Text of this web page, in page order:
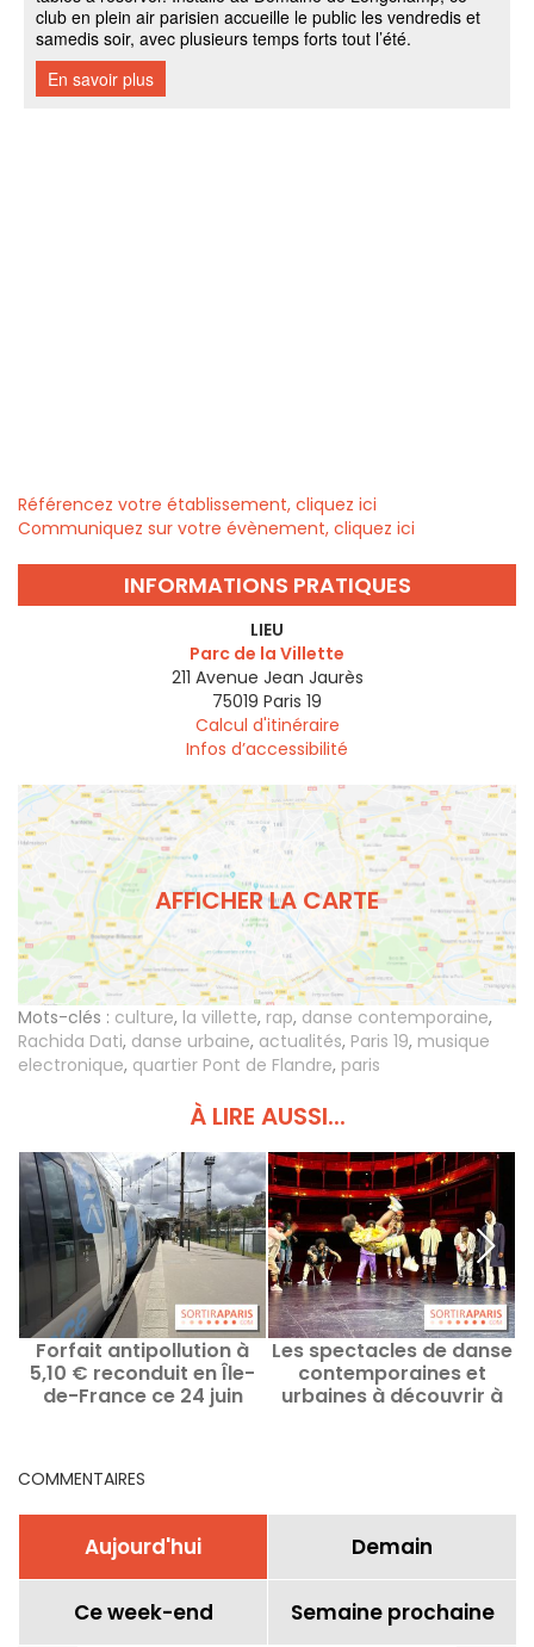
Référencez votre établissement, cliquez ici
Communiquez sur votre évènement, cliquez ici
INFORMATIONS PRATIQUES
LIEU
Parc de la Villette
211 Avenue Jean Jaurès
75019 Paris 19
Calcul d'itinéraire
Infos d’accessibilité
AFFICHER LA CARTE
Mots-clés : culture, la villette, rap, danse contemporaine,
Rachida Dati, danse urbaine, actualités, Paris 19, musique
electronique, quartier Pont de Flandre, paris
À LIRE AUSSI...
Forfait antipollution à
5,10 € reconduit en Île-
de-France ce 24 juin
Les spectacles de danse
contemporaines et
urbaines à découvrir à
COMMENTAIRES
Aujourd'hui Demain
Ce week-end Semaine prochaine